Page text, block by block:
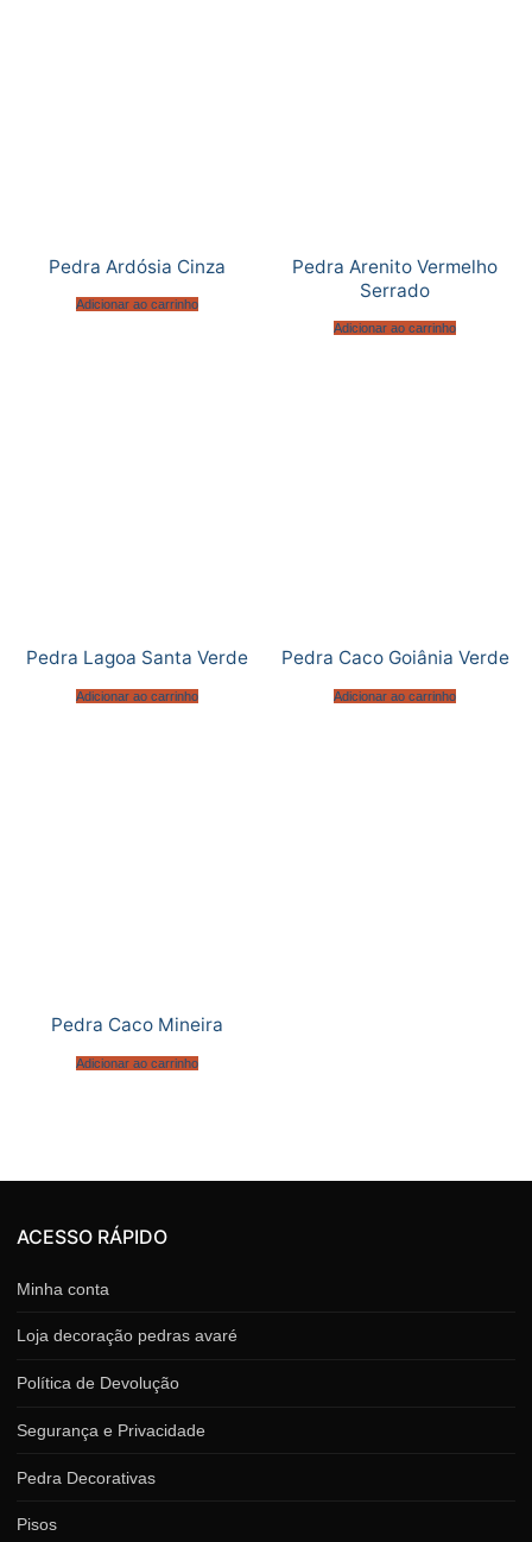
Pedra Ardósia Cinza
Adicionar ao carrinho
Pedra Arenito Vermelho
Serrado
Adicionar ao carrinho
Pedra Lagoa Santa Verde
Adicionar ao carrinho
Pedra Caco Goiânia Verde
Adicionar ao carrinho
Pedra Caco Mineira
Adicionar ao carrinho
ACESSO RÁPIDO
Minha conta
Loja decoração pedras avaré
Política de Devolução
Segurança e Privacidade
Pedra Decorativas
Pisos